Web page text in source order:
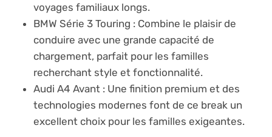
voyages familiaux longs.
BMW Série 3 Touring : Combine le plaisir de
conduire avec une grande capacité de
chargement, parfait pour les familles
recherchant style et fonctionnalité.
Audi A4 Avant : Une finition premium et des
technologies modernes font de ce break un
excellent choix pour les familles exigeantes.